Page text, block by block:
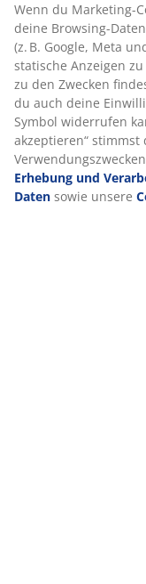
Ratgeber für
Pavillons
für
Mehr
Feiertage
Wenn du Marketing-
deine Browsing-
(z. B. Google, Meta
statische Anzeigen
zu den Zwecken
du auch deine
Symbol widerrufen
akzeptieren“ stimmst
Erhebung und
Daten sowie unsere